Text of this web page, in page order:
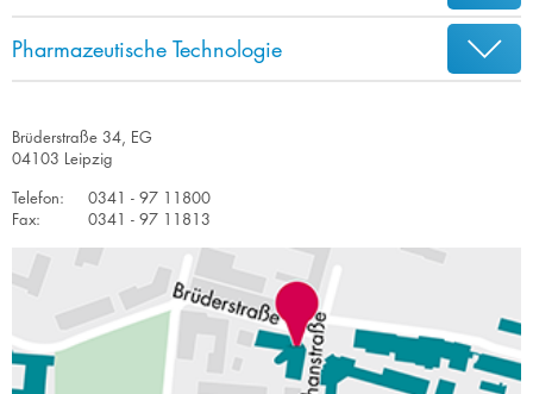
Pharmazeutische Technologie
Brüderstraße 34, EG
04103 Leipzig
Telefon:
0341 - 97 11800
Fax:
0341 - 97 11813